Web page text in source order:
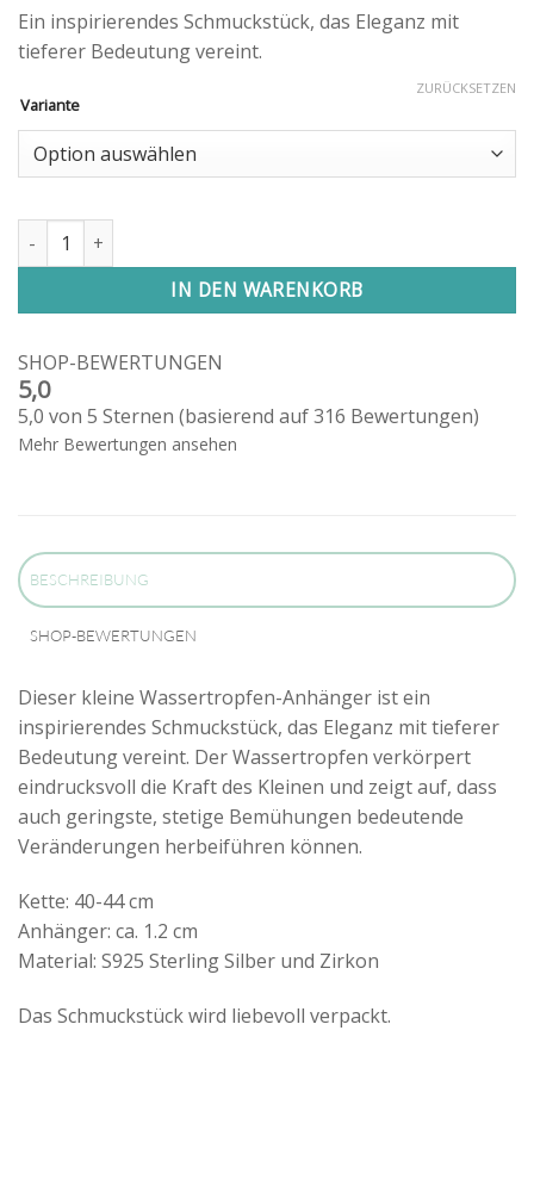
Ein inspirierendes Schmuckstück, das Eleganz mit
tieferer Bedeutung vereint.
Variante
ZURÜCKSETZEN
Halskette "Tropfen der Weisheit" Menge
IN DEN WARENKORB
SHOP-BEWERTUNGEN
5,0
5,0 von 5 Sternen (basierend auf 316 Bewertungen)
Mehr Bewertungen ansehen
BESCHREIBUNG
SHOP-BEWERTUNGEN
Dieser kleine Wassertropfen-Anhänger ist ein
inspirierendes Schmuckstück, das Eleganz mit tieferer
Bedeutung vereint. Der Wassertropfen verkörpert
eindrucksvoll die Kraft des Kleinen und zeigt auf, dass
auch geringste, stetige Bemühungen bedeutende
Veränderungen herbeiführen können.
Kette: 40-44 cm
Anhänger: ca. 1.2 cm
Material: S925 Sterling Silber und Zirkon
Das Schmuckstück wird liebevoll verpackt.